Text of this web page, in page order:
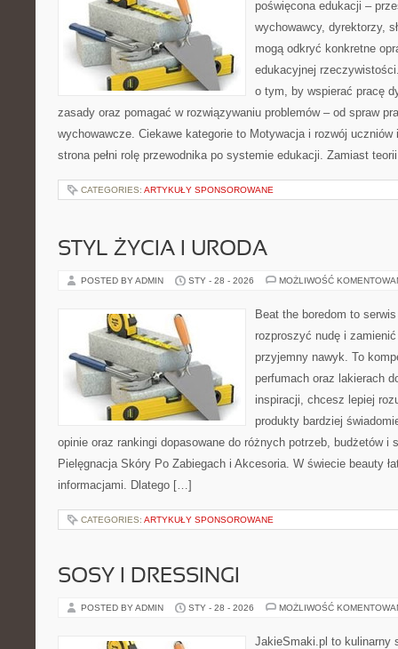
poświęcona edukacji –
wychowawcy, dyrektorzy,
mogą odkryć konkretne
edukacyjnej
o tym, by wspierać pracę
zasady oraz pomagać w rozwiązywaniu problemów – od spraw
wychowawcze. Ciekawe kategorie to Motywacja i rozwój
strona pełni rolę przewodnika po systemie edukacji. Zamiast
CATEGORIES: ARTYKUŁY SPONSOROWANE
STYL ŻYCIA I URODA
POSTED BY ADMIN STY - 28 - 2026 MOŻLIWOŚĆ
Beat the boredom to
rozproszyć nudę i
przyjemny nawyk. To
perfumach oraz lakierach
inspiracji, chcesz lepiej
produkty bardziej
opinie oraz rankingi dopasowane do różnych potrzeb, budżetów i
Pielęgnacja Skóry Po Zabiegach i Akcesoria. W świecie beauty
informacjami. Dlatego […]
CATEGORIES: ARTYKUŁY SPONSOROWANE
SOSY I DRESSINGI
POSTED BY ADMIN STY - 28 - 2026 MOŻLIWOŚĆ
JakieSmaki.pl to kulinarny